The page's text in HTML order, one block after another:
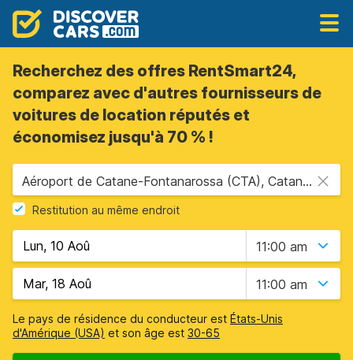
Recherchez des offres RentSmart24,
comparez avec d'autres fournisseurs de
voitures de location réputés et
économisez jusqu'à 70 % !
Aéroport de Catane-Fontanarossa (CTA), Catane, Sicile
Restitution au même endroit
11:00 am
11:00 am
Le pays de résidence du conducteur est États-Unis
d'Amérique (USA) et son âge est 30-65